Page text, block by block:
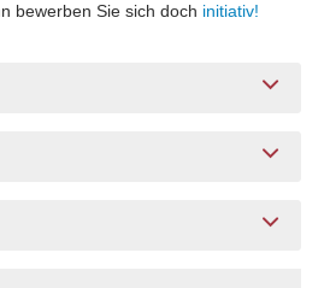
bewerben Sie sich doch initiativ!